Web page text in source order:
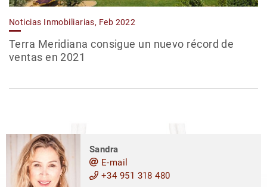
Noticias Inmobiliarias, Feb 2022
Terra Meridiana consigue un nuevo récord de
ventas en 2021
Sandra
E-mail
+34 951 318 480